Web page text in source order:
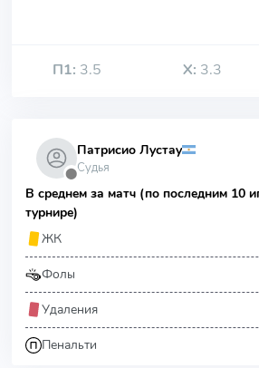
П1: 3.5 Х: 3.3
⬤
Патрисио Лустау
Судья
В среднем за матч (по последним 10
турнире)
ЖК
Фолы
Удаления
Пенальти